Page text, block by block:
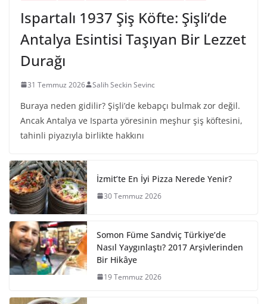
Ispartalı 1937 Şiş Köfte: Şişli’de
Antalya Esintisi Taşıyan Bir Lezzet
Durağı
31 Temmuz 2026 Salih Seckin Sevinc
Buraya neden gidilir? Şişli’de kebapçı bulmak zor değil.
Ancak Antalya ve Isparta yöresinin meşhur şiş köftesini,
tahinli piyazıyla birlikte hakkını
İzmit’te En İyi Pizza Nerede Yenir?
30 Temmuz 2026
Somon Füme Sandviç Türkiye’de
Nasıl Yaygınlaştı? 2017 Arşivlerinden
Bir Hikâye
19 Temmuz 2026